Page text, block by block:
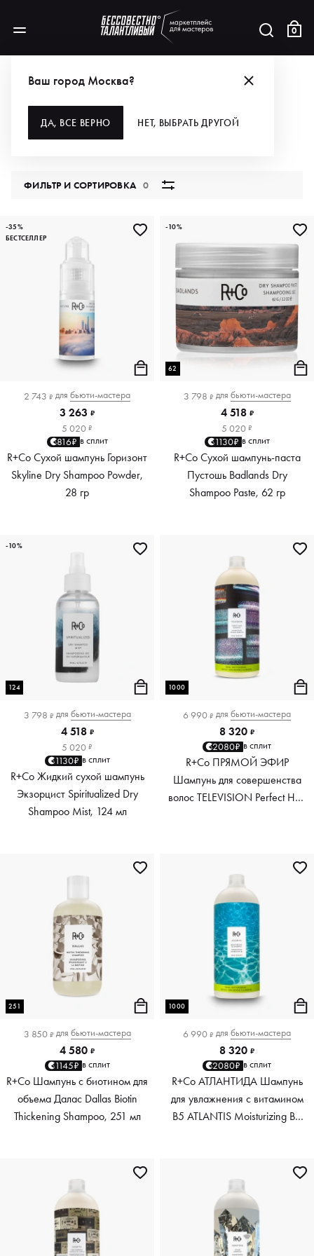
0
Ваш город Москва?
ДА, ВСЕ ВЕРНО НЕТ, ВЫБРАТЬ ДРУГОЙ
ШАМПУНИ
ФИЛЬТР И СОРТИРОВКА0
2 743 ₽ для бьюти-мастера
3 263 ₽
5 020 ₽
816₽ в сплит
R+Co Сухой шампунь Горизонт
Skyline Dry Shampoo Powder,
28 гр
-35%
БЕСТСЕЛЛЕР
62
3 798 ₽ для бьюти-мастера
4 518 ₽
5 020 ₽
1130₽ в сплит
R+Co Сухой шампунь-паста
Пустошь Badlands Dry
Shampoo Paste, 62 гр
-10%
124
3 798 ₽ для бьюти-мастера
4 518 ₽
5 020 ₽
1130₽ в сплит
R+Co Жидкий сухой шампунь
Экзорцист Spiritualized Dry
Shampoo Mist, 124 мл
-10%
1000
6 990 ₽ для бьюти-мастера
8 320 ₽
2080₽ в сплит
R+Co ПРЯМОЙ ЭФИР
Шампунь для совершенства
волос TELEVISION Perfect Hair
251
3 850 ₽ для бьюти-мастера
4 580 ₽
1145₽ в сплит
R+Co Шампунь с биотином для
объема Далас Dallas Biotin
Thickening Shampoo, 251 мл
1000
6 990 ₽ для бьюти-мастера
8 320 ₽
2080₽ в сплит
R+Co АТЛАНТИДА Шампунь
для увлажнения с витамином
В5 ATLANTIS Moisturizing B5